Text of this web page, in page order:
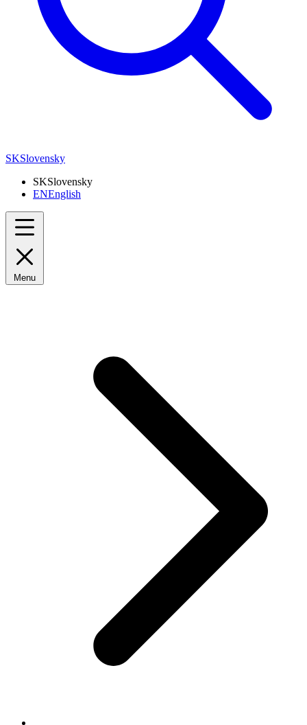
SKSlovensky
SKSlovensky
ENEnglish
Menu